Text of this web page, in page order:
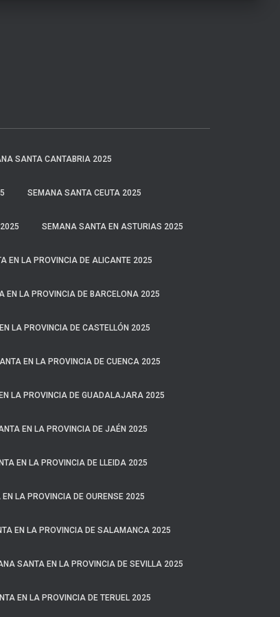
SANTA CANTABRIA 2025
SEMANA SANTA CEUTA 2025
SEMANA SANTA EN ASTURIAS 2025
EN LA PROVINCIA DE ALICANTE 2025
EN LA PROVINCIA DE BARCELONA 2025
LA PROVINCIA DE CASTELLÓN 2025
EN LA PROVINCIA DE CUENCA 2025
LA PROVINCIA DE GUADALAJARA 2025
EN LA PROVINCIA DE JAÉN 2025
EN LA PROVINCIA DE LLEIDA 2025
LA PROVINCIA DE OURENSE 2025
EN LA PROVINCIA DE SALAMANCA 2025
SANTA EN LA PROVINCIA DE SEVILLA 2025
EN LA PROVINCIA DE TERUEL 2025